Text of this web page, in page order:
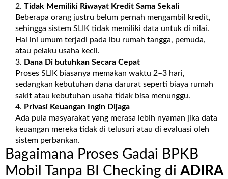
Tidak Memiliki Riwayat Kredit Sama Sekali
Beberapa orang justru belum pernah mengambil kredit,
sehingga sistem SLIK tidak memiliki data untuk di nilai.
Hal ini umum terjadi pada ibu rumah tangga, pemuda,
atau pelaku usaha kecil.
Dana Di butuhkan Secara Cepat
Proses SLIK biasanya memakan waktu 2–3 hari,
sedangkan kebutuhan dana darurat seperti biaya rumah
sakit atau kebutuhan usaha tidak bisa menunggu.
Privasi Keuangan Ingin Dijaga
Ada pula masyarakat yang merasa lebih nyaman jika data
keuangan mereka tidak di telusuri atau di evaluasi oleh
sistem perbankan.
Bagaimana Proses Gadai BPKB
Mobil Tanpa BI Checking di ADIRA